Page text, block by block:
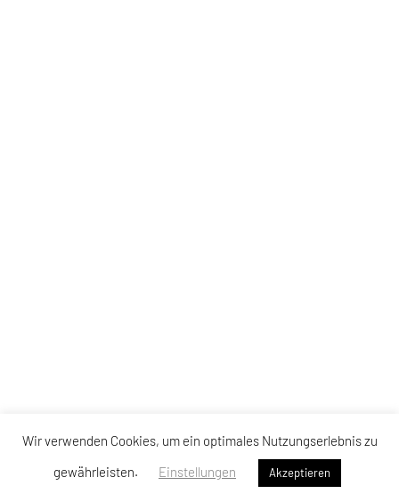
Wir verwenden Cookies, um ein optimales Nutzungserlebnis zu
gewährleisten.
Einstellungen Akzeptieren